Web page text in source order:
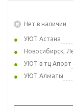
Нет в наличии
УЮТ Астана
Новосибирск,
УЮТ в тц Апорт
УЮТ Алматы